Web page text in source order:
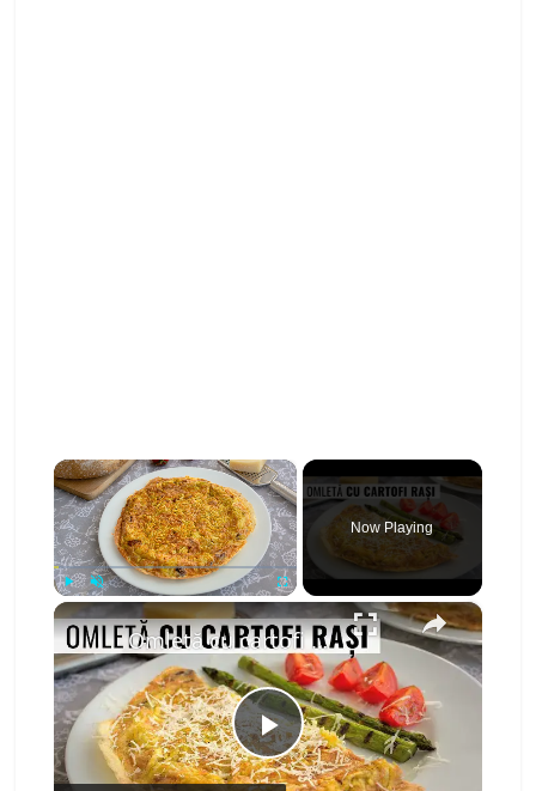
×
Unmute Fullscreen
Now Playing
×
P
Omletă cu cartofi rași - rapidă și sățioasă. Perfectă pentru orice masă a zilei sau pentru pachet.